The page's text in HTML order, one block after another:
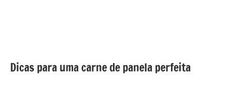
Dicas para uma carne de panela perfeita